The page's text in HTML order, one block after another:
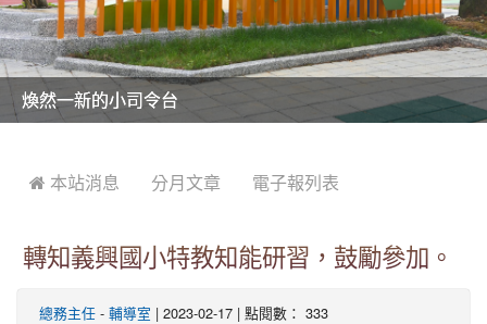
美麗的操場是我們活力的來源
美麗的操場是我們活力的來源
煥然一新的小司令台
煥然一新的小司令台
富含桃園埤塘田園風光意象的中廊
富含桃園埤塘田園風光意象的中廊
嶄新的中庭廣場
嶄新的中庭廣場
水生池生生不息
水生池生生不息
 本站消息 分月文章 電子報列表
轉知義興國小特教知能研習，鼓勵參加。
總務主任 - 輔導室 | 2023-02-17 | 點閱數： 333